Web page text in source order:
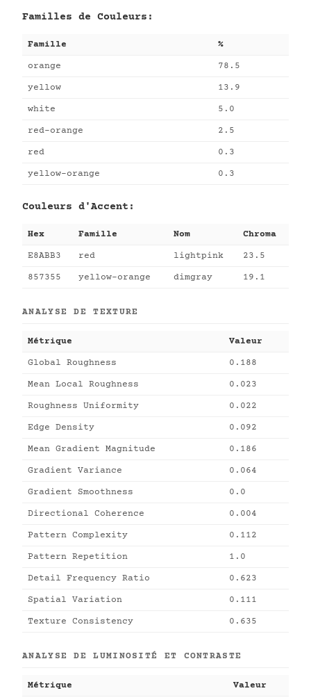
Familles de Couleurs:
Famille %
orange 78.5
yellow 13.9
white 5.0
red-orange 2.5
red 0.3
yellow-orange 0.3
Couleurs d'Accent:
Hex Famille Nom Chroma
E8ABB3 red lightpink 23.5
857355 yellow-orange dimgray 19.1
ANALYSE DE TEXTURE
Métrique Valeur
Global Roughness 0.188
Mean Local Roughness 0.023
Roughness Uniformity 0.022
Edge Density 0.092
Mean Gradient Magnitude 0.186
Gradient Variance 0.064
Gradient Smoothness 0.0
Directional Coherence 0.004
Pattern Complexity 0.112
Pattern Repetition 1.0
Detail Frequency Ratio 0.623
Spatial Variation 0.111
Texture Consistency 0.635
ANALYSE DE LUMINOSITÉ ET CONTRASTE
Métrique Valeur